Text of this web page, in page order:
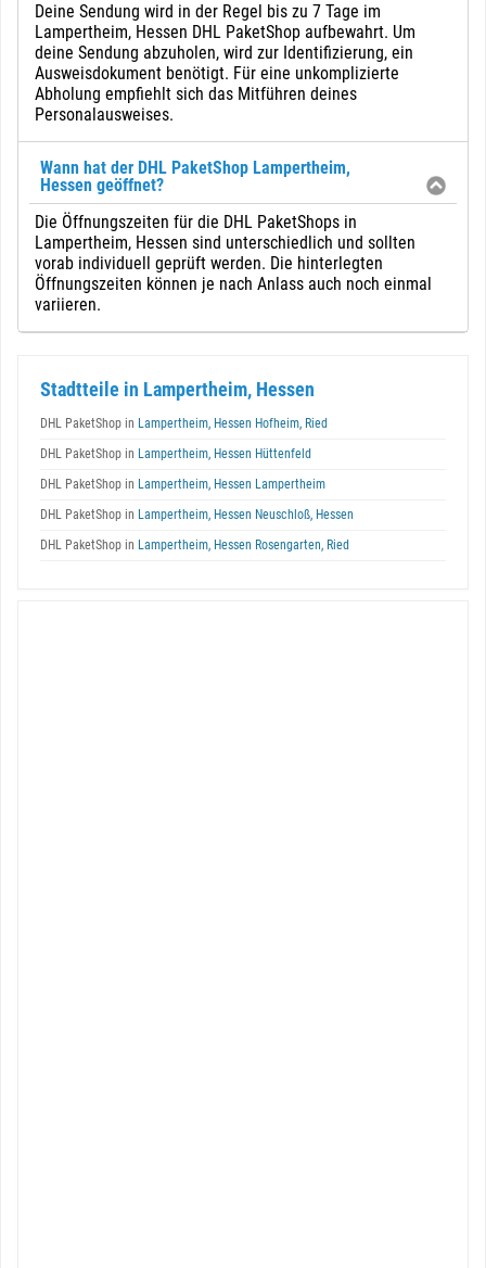
Deine Sendung wird in der Regel bis zu 7 Tage im
Lampertheim, Hessen DHL PaketShop aufbewahrt. Um
deine Sendung abzuholen, wird zur Identifizierung, ein
Ausweisdokument benötigt. Für eine unkomplizierte
Abholung empfiehlt sich das Mitführen deines
Personalausweises.
Wann hat der DHL PaketShop Lampertheim,
Hessen geöffnet?
Die Öffnungszeiten für die DHL PaketShops in
Lampertheim, Hessen sind unterschiedlich und sollten
vorab individuell geprüft werden. Die hinterlegten
Öffnungszeiten können je nach Anlass auch noch einmal
variieren.
Stadtteile in Lampertheim, Hessen
DHL PaketShop in Lampertheim, Hessen Hofheim, Ried
DHL PaketShop in Lampertheim, Hessen Hüttenfeld
DHL PaketShop in Lampertheim, Hessen Lampertheim
DHL PaketShop in Lampertheim, Hessen Neuschloß, Hessen
DHL PaketShop in Lampertheim, Hessen Rosengarten, Ried